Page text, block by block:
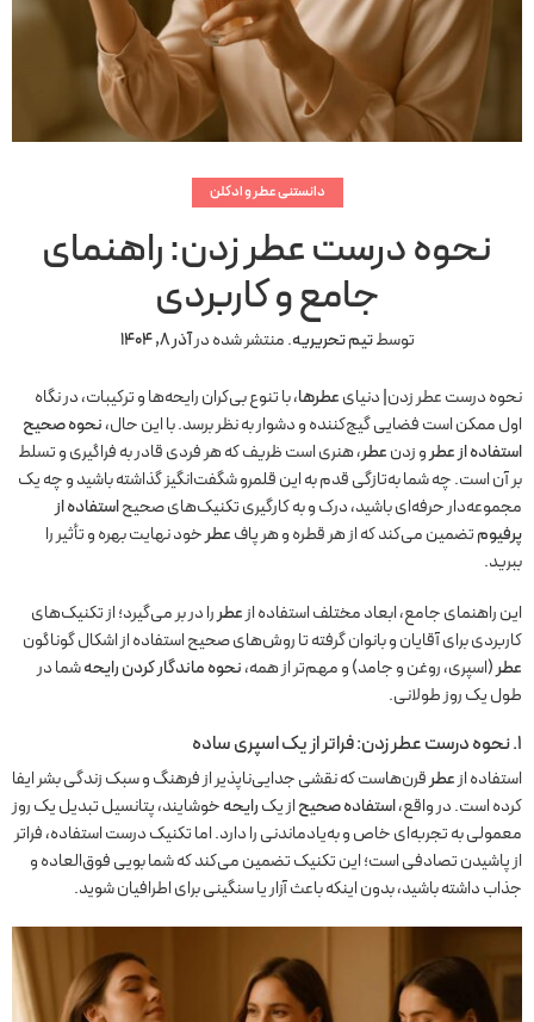
دانستنی عطر و ادکلن
نحوه درست عطر زدن: راهنمای
جامع و کاربردی
توسطتیم تحریریه.منتشر شده درآذر 8, 1404
نحوه درست عطر زدن| دنیایعطرها، با تنوع بی‌کران رایحه‌ها و ترکیبات، در نگاه
اول ممکن است فضایی گیج‌کننده و دشوار به نظر برسد. با این حال،نحوه صحیح
استفاده از عطرو زدنعطر، هنری است ظریف که هر فردی قادر به فراگیری و تسلط
بر آن است. چه شما به‌تازگی قدم به این قلمرو شگفت‌انگیز گذاشته باشید و چه یک
مجموعه‌دار حرفه‌ای باشید، درک و به کارگیری تکنیک‌های صحیحاستفاده از
پرفیومتضمین می‌کند که از هر قطره و هر پافعطرخود نهایت بهره و تأثیر را
ببرید.
این راهنمای جامع، ابعاد مختلف استفاده ازعطررا در بر می‌گیرد؛ از تکنیک‌های
کاربردی برای آقایان و بانوان گرفته تا روش‌های صحیح استفاده از اشکال گوناگون
عطر(اسپری، روغن و جامد) و مهم‌تر از همه،نحوه ماندگار کردن رایحهشما در
طول یک روز طولانی.
۱. نحوه درست عطر زدن: فراتر از یک اسپری ساده
استفاده ازعطرقرن‌هاست که نقشی جدایی‌ناپذیر از فرهنگ و سبک زندگی بشر ایفا
کرده است. در واقع،استفاده صحیحاز یکرایحهخوشایند، پتانسیل تبدیل یک روز
معمولی به تجربه‌ای خاص و به‌یادماندنی را دارد. اما تکنیک درست استفاده، فراتر
از پاشیدن تصادفی است؛ این تکنیک تضمین می‌کند که شما بویی فوق‌العاده و
جذاب داشته باشید، بدون اینکه باعث آزار یا سنگینی برای اطرافیان شوید.